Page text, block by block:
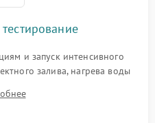
и запуск интенсивного
залива, нагрева воды
посторонних шумов,
сухости в поддоне.